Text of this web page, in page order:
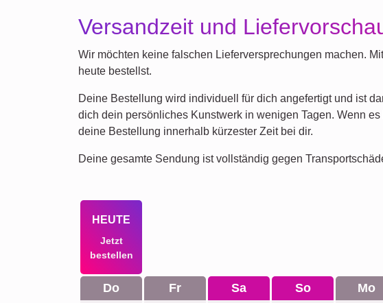
Versandzeit und
Wir möchten keine falschen Lieferversprechungen machen.
heute bestellst.
Deine Bestellung wird individuell für dich angefertigt und ist
dich dein persönliches Kunstwerk in wenigen Tagen. Wenn
deine Bestellung innerhalb kürzester Zeit bei dir.
Deine gesamte Sendung ist vollständig gegen
HEUTE
Jetzt
bestellen
Do Fr Sa So Mo